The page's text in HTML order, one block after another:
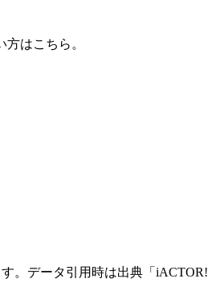
はこちら。
。データ引用時は出典「iACTOR!